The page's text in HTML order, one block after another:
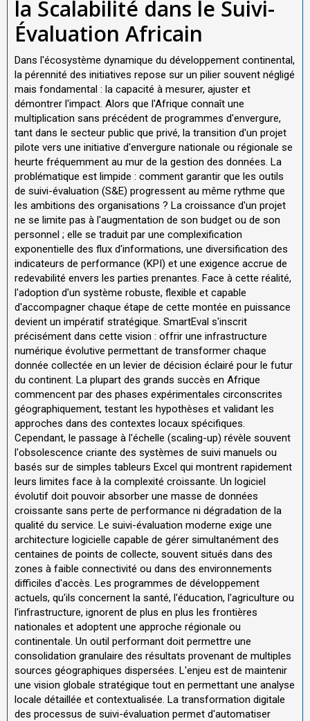
la Scalabilité dans le Suivi-
Évaluation Africain
Dans l'écosystème dynamique du développement continental,
la pérennité des initiatives repose sur un pilier souvent négligé
mais fondamental : la capacité à mesurer, ajuster et
démontrer l'impact. Alors que l'Afrique connaît une
multiplication sans précédent de programmes d'envergure,
tant dans le secteur public que privé, la transition d'un projet
pilote vers une initiative d'envergure nationale ou régionale se
heurte fréquemment au mur de la gestion des données. La
problématique est limpide : comment garantir que les outils
de suivi-évaluation (S&E) progressent au même rythme que
les ambitions des organisations ? La croissance d'un projet
ne se limite pas à l'augmentation de son budget ou de son
personnel ; elle se traduit par une complexification
exponentielle des flux d'informations, une diversification des
indicateurs de performance (KPI) et une exigence accrue de
redevabilité envers les parties prenantes. Face à cette réalité,
l'adoption d'un système robuste, flexible et capable
d'accompagner chaque étape de cette montée en puissance
devient un impératif stratégique. SmartEval s'inscrit
précisément dans cette vision : offrir une infrastructure
numérique évolutive permettant de transformer chaque
donnée collectée en un levier de décision éclairé pour le futur
du continent. La plupart des grands succès en Afrique
commencent par des phases expérimentales circonscrites
géographiquement, testant les hypothèses et validant les
approches dans des contextes locaux spécifiques.
Cependant, le passage à l'échelle (scaling-up) révèle souvent
l'obsolescence criante des systèmes de suivi manuels ou
basés sur de simples tableurs Excel qui montrent rapidement
leurs limites face à la complexité croissante. Un logiciel
évolutif doit pouvoir absorber une masse de données
croissante sans perte de performance ni dégradation de la
qualité du service. Le suivi-évaluation moderne exige une
architecture logicielle capable de gérer simultanément des
centaines de points de collecte, souvent situés dans des
zones à faible connectivité ou dans des environnements
difficiles d'accès. Les programmes de développement
actuels, qu'ils concernent la santé, l'éducation, l'agriculture ou
l'infrastructure, ignorent de plus en plus les frontières
nationales et adoptent une approche régionale ou
continentale. Un outil performant doit permettre une
consolidation granulaire des résultats provenant de multiples
sources géographiques dispersées. L'enjeu est de maintenir
une vision globale stratégique tout en permettant une analyse
locale détaillée et contextualisée. La transformation digitale
des processus de suivi-évaluation permet d'automatiser